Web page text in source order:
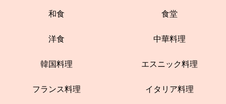
和食 食堂
洋食 中華料理
韓国料理 エスニック料理
フランス料理 イタリア料理